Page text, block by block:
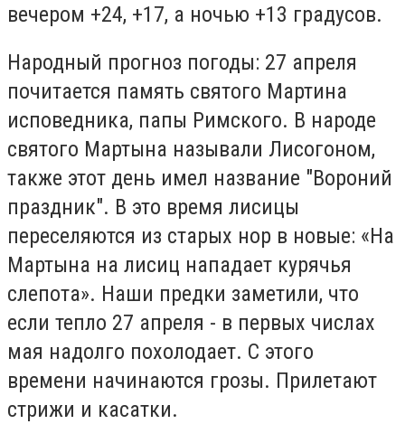
вечером +24, +17, а ночью +13 градусов.
Народный прогноз погоды: 27 апреля
почитается память святого Мартина
исповедника, папы Римского. В народе
святого Мартына называли Лисогоном,
также этот день имел название "Вороний
праздник". В это время лисицы
переселяются из старых нор в новые: «На
Мартына на лисиц нападает курячья
слепота». Наши предки заметили, что
если тепло 27 апреля - в первых числах
мая надолго похолодает. С этого
времени начинаются грозы. Прилетают
стрижи и касатки.